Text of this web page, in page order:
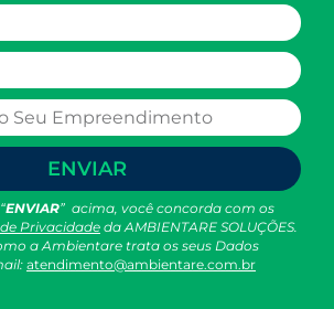
ENVIAR
ENVIAR” acima, você concorda com os
Privacidade da AMBIENTARE SOLUÇÕES.
a Ambientare trata os seus Dados
atendimento@ambientare.com.br